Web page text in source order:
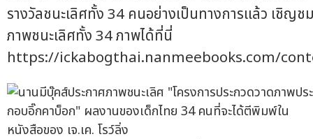
รางวัลชนะเลิศทั้ง 34 คนอย่างเป็นทางการแล้ว เชิญช
ภาพชนะเลิศทั้ง 34 ภาพได้ที่นี่
https://ickabogthai.nanmeebooks.com/